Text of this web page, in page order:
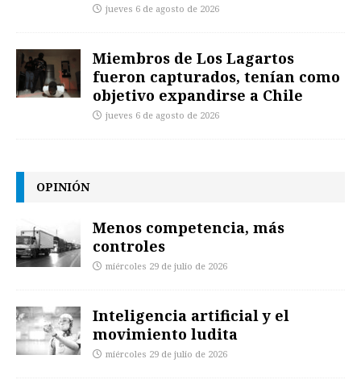
jueves 6 de agosto de 2026
Miembros de Los Lagartos
fueron capturados, tenían como
objetivo expandirse a Chile
jueves 6 de agosto de 2026
OPINIÓN
Menos competencia, más
controles
miércoles 29 de julio de 2026
Inteligencia artificial y el
movimiento ludita
miércoles 29 de julio de 2026